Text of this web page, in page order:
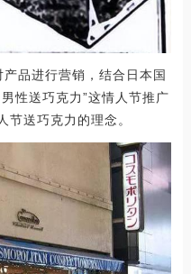
品进行营销，结合日本国
性送巧克力”这情人节推广
节送巧克力的理念。